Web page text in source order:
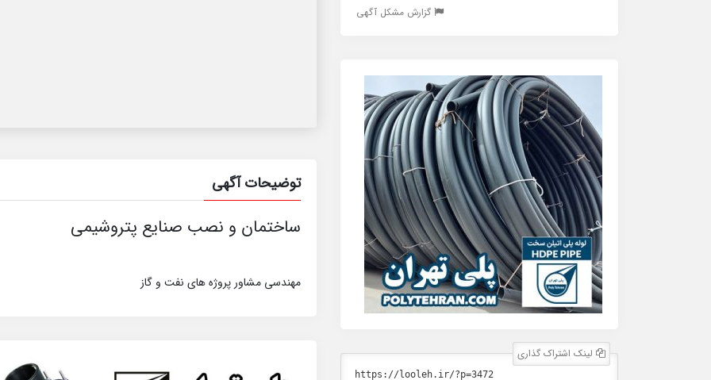
گزارش مشکل آگهی
لینک اشتراک گذاری
توضیحات آگهی
ساختمان و نصب صنایع پتروشیمی
مهندسی مشاور پروژه های نفت و گاز